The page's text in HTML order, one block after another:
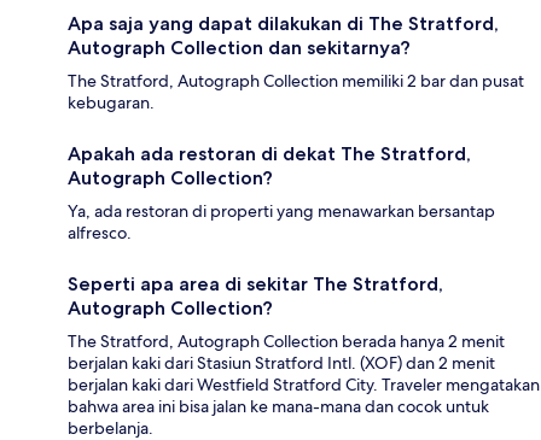
Apa saja yang dapat dilakukan di The Stratford,
Autograph Collection dan sekitarnya?
The Stratford, Autograph Collection memiliki 2 bar dan pusat
kebugaran.
Apakah ada restoran di dekat The Stratford,
Autograph Collection?
Ya, ada restoran di properti yang menawarkan bersantap
alfresco.
Seperti apa area di sekitar The Stratford,
Autograph Collection?
The Stratford, Autograph Collection berada hanya 2 menit
berjalan kaki dari Stasiun Stratford Intl. (XOF) dan 2 menit
berjalan kaki dari Westfield Stratford City. Traveler mengatakan
bahwa area ini bisa jalan ke mana-mana dan cocok untuk
berbelanja.